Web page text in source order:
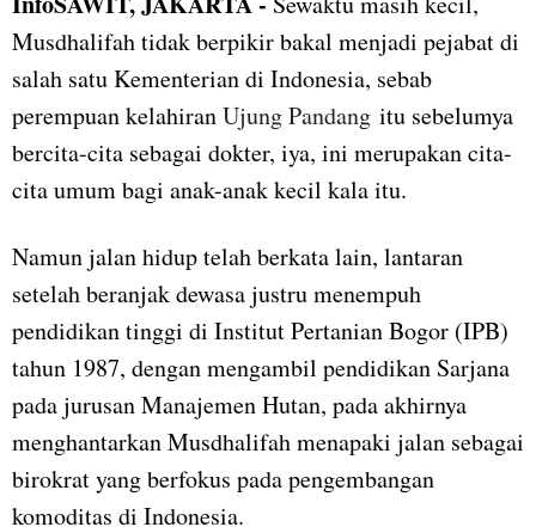
Musdhalifah tidak berpikir bakal menjadi pejabat di
salah satu Kementerian di Indonesia, sebab
perempuan kelahiranUjung Pandang itu sebelumya
bercita-cita sebagai dokter, iya, ini merupakan cita-
cita umum bagi anak-anak kecil kala itu.
Namun jalan hidup telah berkata lain, lantaran
setelah beranjak dewasa justru menempuh
pendidikan tinggi di Institut Pertanian Bogor (IPB)
tahun 1987, dengan mengambil pendidikan Sarjana
pada jurusan Manajemen Hutan, pada akhirnya
menghantarkan Musdhalifah menapaki jalan sebagai
birokrat yang berfokus pada pengembangan
komoditas di Indonesia.